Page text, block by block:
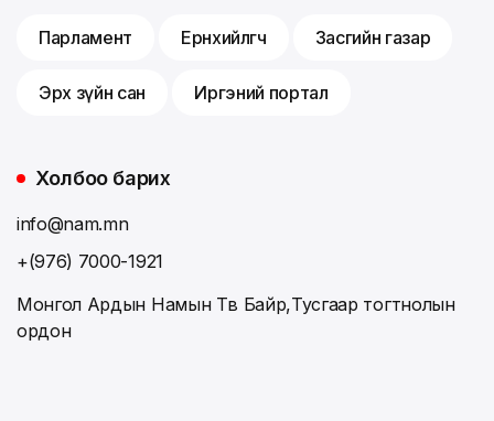
Парламент Ерөнхийлөгч Засгийн газар
Эрх зүйн сан Иргэний портал
Холбоо барих
info@nam.mn
+(976) 7000-1921
Монгол Ардын Намын Төв Байр,Тусгаар тогтнолын
ордон